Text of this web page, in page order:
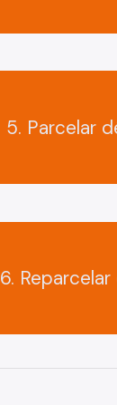
5. Parcelar
6.